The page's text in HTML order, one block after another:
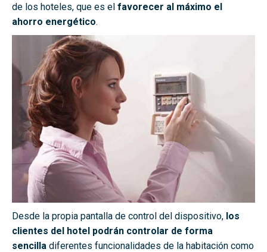
de los hoteles, que es el favorecer al máximo el
ahorro energético.
Desde la propia pantalla de control del dispositivo, los
clientes del hotel podrán controlar de forma
sencilla diferentes funcionalidades de la habitación como